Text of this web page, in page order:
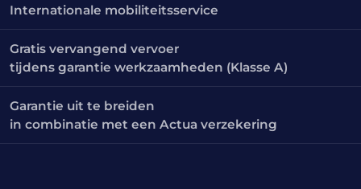
Internationale mobiliteitsservice
Gratis vervangend vervoer
tijdens garantie werkzaamheden (Klasse A)
Garantie uit te breiden
in combinatie met een Actua verzekering